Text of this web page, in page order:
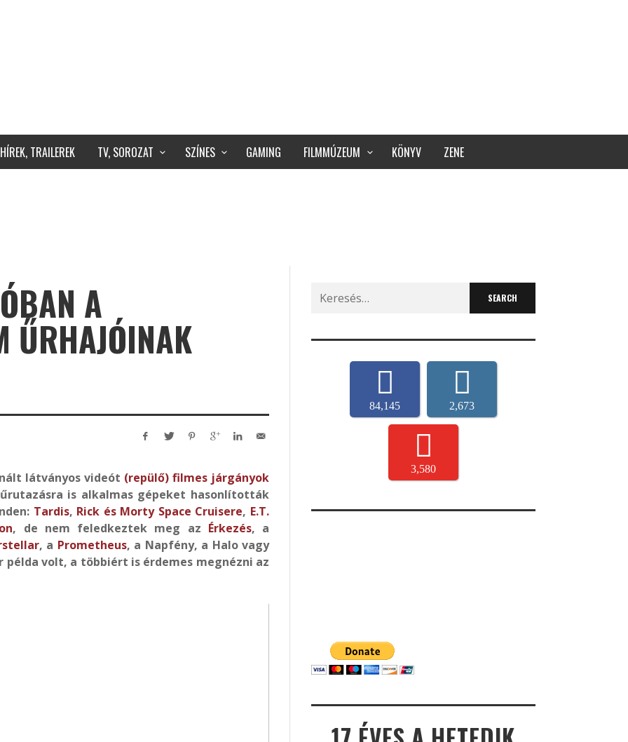
HÍREK, TRAILEREK TV, SOROZAT SZÍNES GAMING FILMMÚZEUM KÖNYV ZENE
A
ŰRHAJÓINAK
látványos videót (repülő) filmes járgányok
is alkalmas gépeket hasonlították
Tardis, Rick és Morty Space Cruisere, E.T.
, de nem feledkeztek meg az Érkezés, a
, a Prometheus, a Napfény, a Halo vagy
példa volt, a többiért is érdemes megnézni az
Search
for:
84,145 2,673
3,580